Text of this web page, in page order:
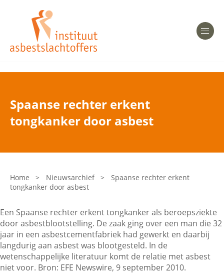
Heeft u Mesothelioom?
Heeft u Asbestose?
Bent u arts?
Asbest en Gezondheid
Laatste nieuws
Onze organisatie
Veelgestelde vragen
Contactgegevens
Spaanse rechter erkent
tongkanker door asbest
Home > Nieuwsarchief >
Spaanse rechter erkent
tongkanker door asbest
Een Spaanse rechter erkent tongkanker als beroepsziekte
door asbestblootstelling. De zaak ging over een man die 32
jaar in een asbestcementfabriek had gewerkt en daarbij
langdurig aan asbest was blootgesteld. In de
wetenschappelijke literatuur komt de relatie met asbest
niet voor. Bron: EFE Newswire, 9 september 2010.